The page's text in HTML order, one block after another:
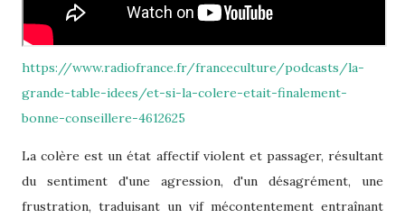
https://www.radiofrance.fr/franceculture/podcasts/la-
grande-table-idees/et-si-la-colere-etait-finalement-
bonne-conseillere-4612625
La colère est un état affectif violent et passager, résultant
du sentiment d'une agression, d'un désagrément, une
frustration, traduisant un vif mécontentement entraînant